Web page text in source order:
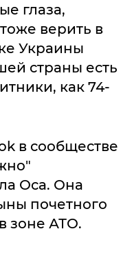
глаза,
верить в
Украины
страны есть
как 74-
в сообществе
Оса. Она
почетного
зоне АТО.